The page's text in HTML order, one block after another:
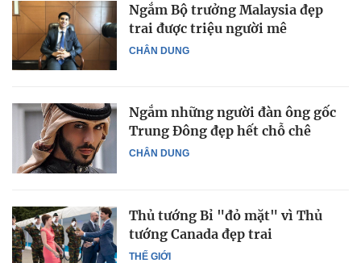
CHÂN DUNG
Ngắm Bộ trưởng Malaysia đẹp
trai được triệu người mê
CHÂN DUNG
Ngắm những người đàn ông gốc
Trung Đông đẹp hết chỗ chê
THẾ GIỚI
Thủ tướng Bỉ "đỏ mặt" vì Thủ
tướng Canada đẹp trai